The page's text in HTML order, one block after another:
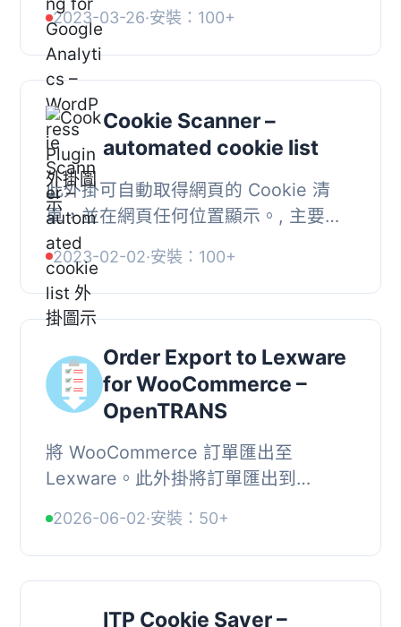
您可以收集重要的洞察力。根據您當地
的法律和外...
2023-03-26·安裝：100+
Cookie Scanner –
automated cookie list
此外掛可自動取得網頁的 Cookie 清
單，並在網頁任何位置顯示。, 主要功
能, , 自動建立網頁的 Cookie 清單。,
使用短碼 [cookie_list_nscs] 可在網頁
任何位置...
2023-02-02·安裝：100+
Order Export to Lexware
for WooCommerce –
OpenTRANS
將 WooCommerce 訂單匯出至
Lexware。此外掛將訂單匯出到
Lexware 或其他適合的系統使用。, 功
能, 匯出篩選器, 按訂單編號、某特定...
2026-06-02·安裝：50+
ITP Cookie Saver –